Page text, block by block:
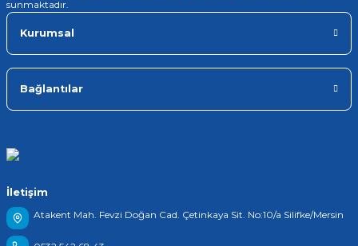
sunmaktadır.
Kurumsal
Bağlantılar
İletişim
Atakent Mah. Fevzi Doğan Cad. Çetinkaya Sit. No:10/a Silifke/Mersin